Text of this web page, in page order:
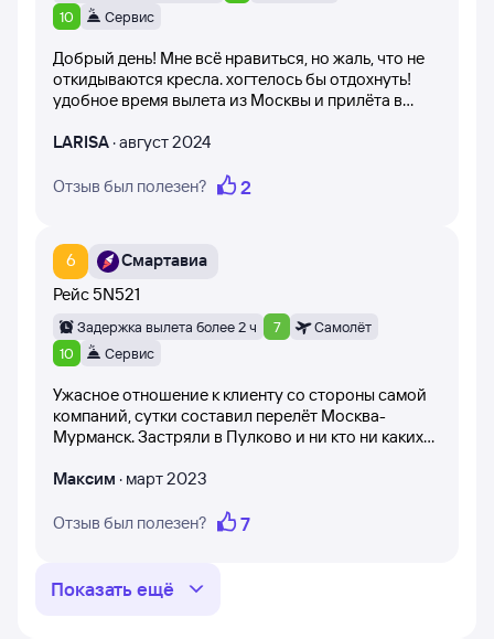
При написании отзывов клиенты оценивают рейс
вежливость персонала, питание на борту самолёта).
Все посетители сайта имеют возможность оценить
и остаются в том виде, в котором их оставил
модерации.
Москва — Мурманск, прочитав отзывы пользователей
Туту. Отзывы могут помочь определиться с выбором
конкретной авиакомпании, сформировать правильные
ожидания и не разочароваться.
10
Сервис
Добрый день! Мне всё нравиться, но жаль, что не
откидываются кресла. хогтелось бы отдохнуть!
удобное время вылета из Москвы и прилёта в
LARISA ·август 2024
Отзыв был полезен? 2
6
Смартавиа
Рейс5N521
Задержка вылета более 2 ч 7
Самолёт
10
Сервис
Ужасное отношение к клиенту со стороны самой
компаний, сутки составил перелёт Москва-
Мурманск. Застряли в Пулково и ни кто ни каких
гостиницу с 3:00 до4:00 утра даже малость
ужастный перелёт.
Максим · март 2023
Отзыв был полезен? 7
Показать ещё